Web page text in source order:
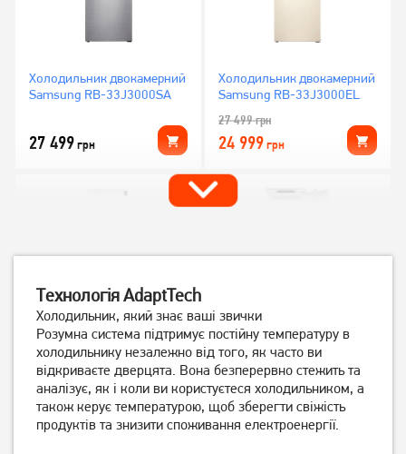
Холодильник двокамерний
Samsung RB-33J3000SA
27 499грн
Холодильник двокамерний
Samsung RB-33J3000EL
27 499грн
24 999грн
Холодильник Bosch
KGN39XW326
32 299грн
29 999грн
Холодильник
вбудовуваний Beko
BCNA306E3S
29 999грн
Технологія AdaptTech
Холодильник, який знає ваші звички
Розумна система підтримує постійну температуру в
холодильнику незалежно від того, як часто ви
відкриваєте дверцята. Вона безперервно стежить та
аналізує, як і коли ви користуєтеся холодильником, а
також керує температурою, щоб зберегти свіжість
продуктів та знизити споживання електроенергії.